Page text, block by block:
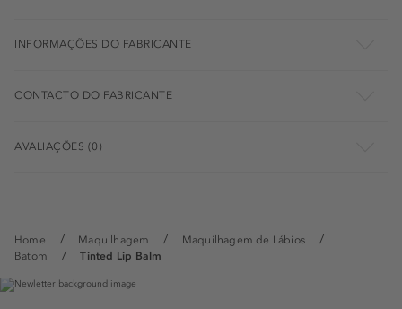
Home Maquilhagem
Maquilhagem de Lábios
Batom
Tinted Lip Balm
INFORMAÇÕES DO FABRICANTE
CONTACTO DO FABRICANTE
AVALIAÇÕES (0)